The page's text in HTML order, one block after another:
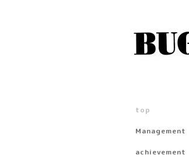
top
Management
achievement